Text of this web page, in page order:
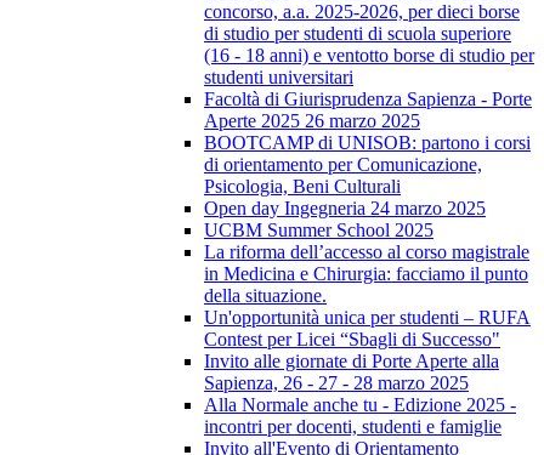
concorso, a.a. 2025-2026, per dieci borse
di studio per studenti di scuola superiore
(16 - 18 anni) e ventotto borse di studio per
studenti universitari
Facoltà di Giurisprudenza Sapienza - Porte
Aperte 2025 26 marzo 2025
BOOTCAMP di UNISOB: partono i corsi
di orientamento per Comunicazione,
Psicologia, Beni Culturali
Open day Ingegneria 24 marzo 2025
UCBM Summer School 2025
La riforma dell’accesso al corso magistrale
in Medicina e Chirurgia: facciamo il punto
della situazione.
Un'opportunità unica per studenti – RUFA
Contest per Licei “Sbagli di Successo"
Invito alle giornate di Porte Aperte alla
Sapienza, 26 - 27 - 28 marzo 2025
Alla Normale anche tu - Edizione 2025 -
incontri per docenti, studenti e famiglie
Invito all'Evento di Orientamento